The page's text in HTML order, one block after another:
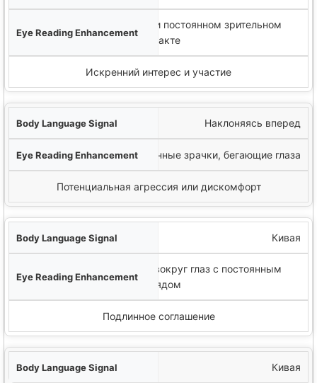
Расширенные зрачки при постоянном зрительном
контакте
Искренний интерес и участие
Наклоняясь вперед
Суженные зрачки, бегающие глаза
Потенциальная агрессия или дискомфорт
Кивая
Расслабленная область вокруг глаз с постоянным
взглядом
Подлинное соглашение
Кивая